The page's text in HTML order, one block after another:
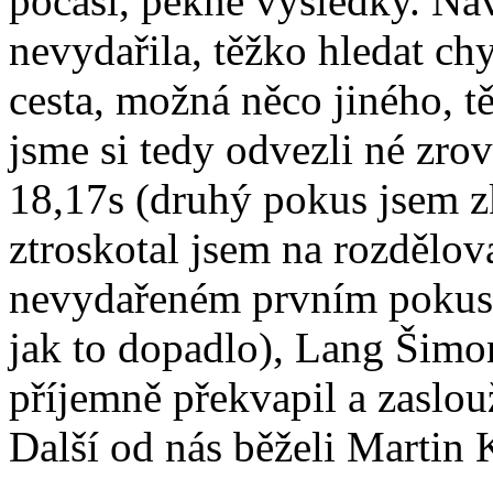
nevydařila, těžko hledat
cesta, možná něco jiného,
jsme si tedy odvezli né
18,17s (druhý pokus jsem
ztroskotal jsem na
nevydařeném prvním
jak to dopadlo), Lang
příjemně překvapil a
Další od nás běželi Martin